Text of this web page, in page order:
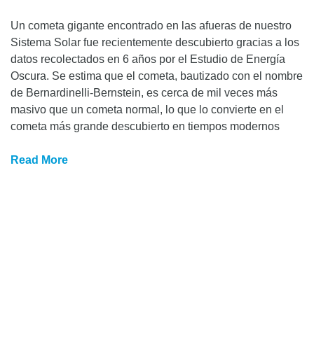
Un cometa gigante encontrado en las afueras de nuestro
Sistema Solar fue recientemente descubierto gracias a los
datos recolectados en 6 años por el Estudio de Energía
Oscura. Se estima que el cometa, bautizado con el nombre
de Bernardinelli-Bernstein, es cerca de mil veces más
masivo que un cometa normal, lo que lo convierte en el
cometa más grande descubierto en tiempos modernos
Read More